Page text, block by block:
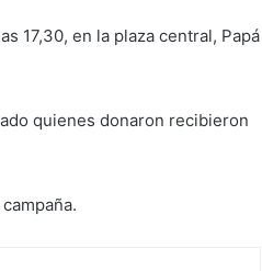
17,30, en la plaza central, Papá
quienes donaron recibieron